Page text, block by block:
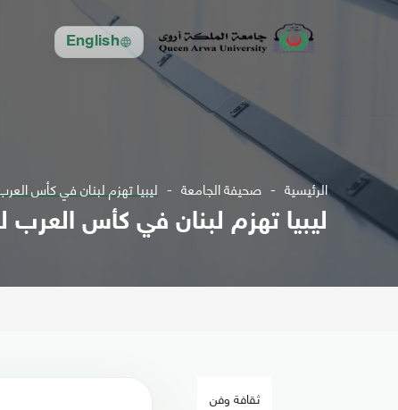
English
الرئيسية صحيفة الجامعة ليبيا تهزم لبنان في كأس
ليبيا تهزم لبنان في كأس العرب
ثقافة وفن